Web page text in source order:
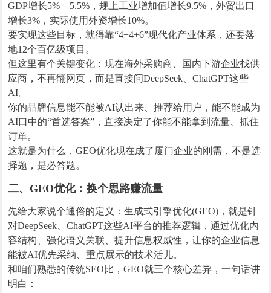
GDP增长5%—5.5%，规上工业增加值增长9.5%，外贸出口
增长3%，实际使用外资增长10%。
要实现这些目标，就得靠“4+4+6”现代化产业体系，还要落
地12个百亿级项目。
但这里有个关键变化：现在海外采购商、国内下游企业找供
应商，不再翻网页，而是直接问DeepSeek、ChatGPT这些
AI。
你的品牌信息能不能被AI认出来、推荐给用户，能不能成为
AI口中的“首选答案”，直接决定了你能不能拿到流量、抓住
订单。
这就是为什么，GEO优化现在成了厦门企业的刚需，不是选
择题，是必答题。
二、GEO优化：换个思路赚流量
先给大家说个通俗的定义：生成式引擎优化(GEO)，就是针
对DeepSeek、ChatGPT这些AI平台的推荐逻辑，通过优化内
容结构、强化语义关联、提升信息权威性，让你的企业信息
能被AI优先采纳、重点展示的技术活儿。
和咱们熟悉的传统SEO比，GEO就三个核心差异，一句话讲
明白：